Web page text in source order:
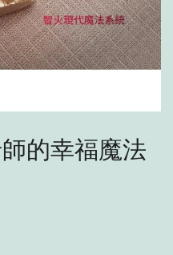
的幸福魔法